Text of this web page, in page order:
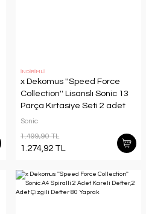
İNDİRİMLİ
x Dekomus ''Speed Force
Collection'' Lisanslı Sonic 13
Parça Kırtasiye Seti 2 adet
A4 defter,Kalem Kutusu,Okul
Sonic
1.499,90 TL
1.274,92 TL